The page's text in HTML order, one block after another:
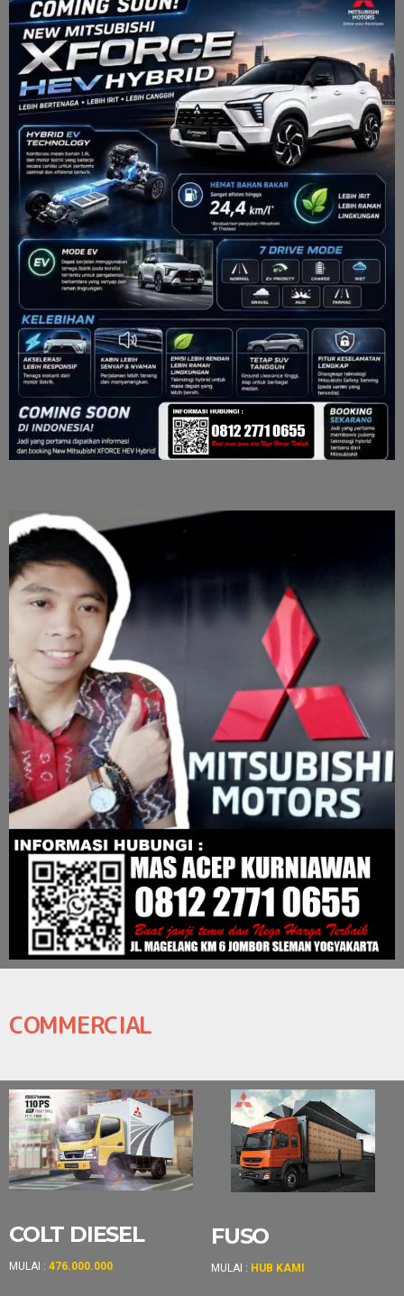
COMMERCIAL
COLT DIESEL
MULAI : 476.000.000
FUSO
MULAI : HUB KAMI